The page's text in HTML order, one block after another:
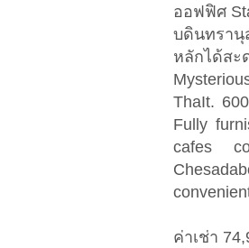
ออฟฟิศ
บดินทรานุ
หลักได้สะ
ThaIt.
Fully
cafes
ค่าเช่า